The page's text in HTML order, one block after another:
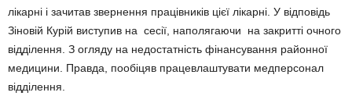
лікарні і зачитав звер­нення пра­цівників цієї лікарні. У відповідь
Зіновій Курій виступив на сесії, наполягаючи на за­критті очного
відділення. З огля­ду на недостатність фінансування районної
ме­дицини. Правда, пообіцяв праце­влаш­тувати медперсонал
від­ділення.